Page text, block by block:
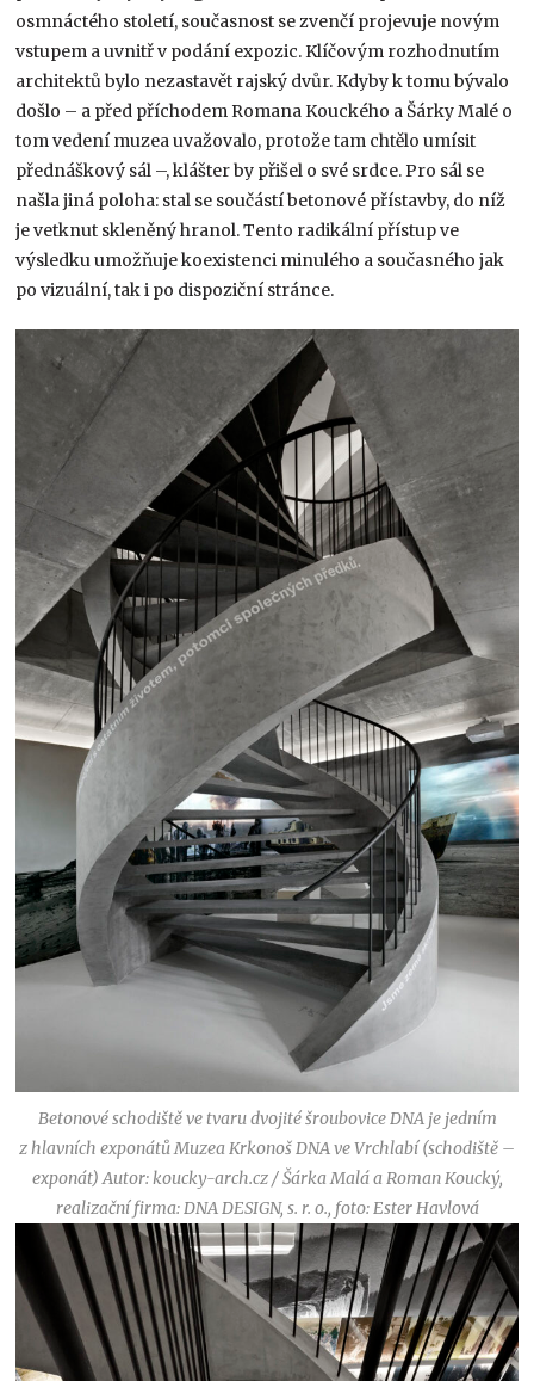
osmnáctého století, současnost se zvenčí projevuje novým
vstupem a uvnitř v podání expozic. Klíčovým rozhodnutím
architektů bylo nezastavět rajský dvůr. Kdyby k tomu bývalo
došlo – a před příchodem Romana Kouckého a Šárky Malé o
tom vedení muzea uvažovalo, protože tam chtělo umísit
přednáškový sál –, klášter by přišel o své srdce. Pro sál se
našla jiná poloha: stal se součástí betonové přístavby, do níž
je vetknut skleněný hranol. Tento radikální přístup ve
výsledku umožňuje koexistenci minulého a současného jak
po vizuální, tak i po dispoziční stránce.
Betonové schodiště ve tvaru dvojité šroubovice DNA je jedním
z hlavních exponátů Muzea Krkonoš DNA ve Vrchlabí (schodiště –
exponát) Autor: koucky-arch.cz / Šárka Malá a Roman Koucký,
realizační firma: DNA DESIGN, s. r. o., foto: Ester Havlová